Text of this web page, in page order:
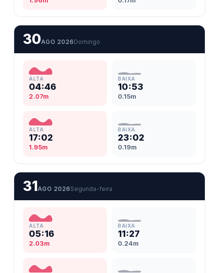
30AGO 2026Domingo
ALTA
04:46
2.07m
BAIXA
10:53
0.15m
ALTA
17:02
1.95m
BAIXA
23:02
0.19m
31AGO 2026Segunda-feira
ALTA
05:16
2.03m
BAIXA
11:27
0.24m